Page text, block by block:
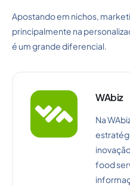
Apostando em nichos,
principalmente na
é um grande diferencial.
WAbiz
Na
food